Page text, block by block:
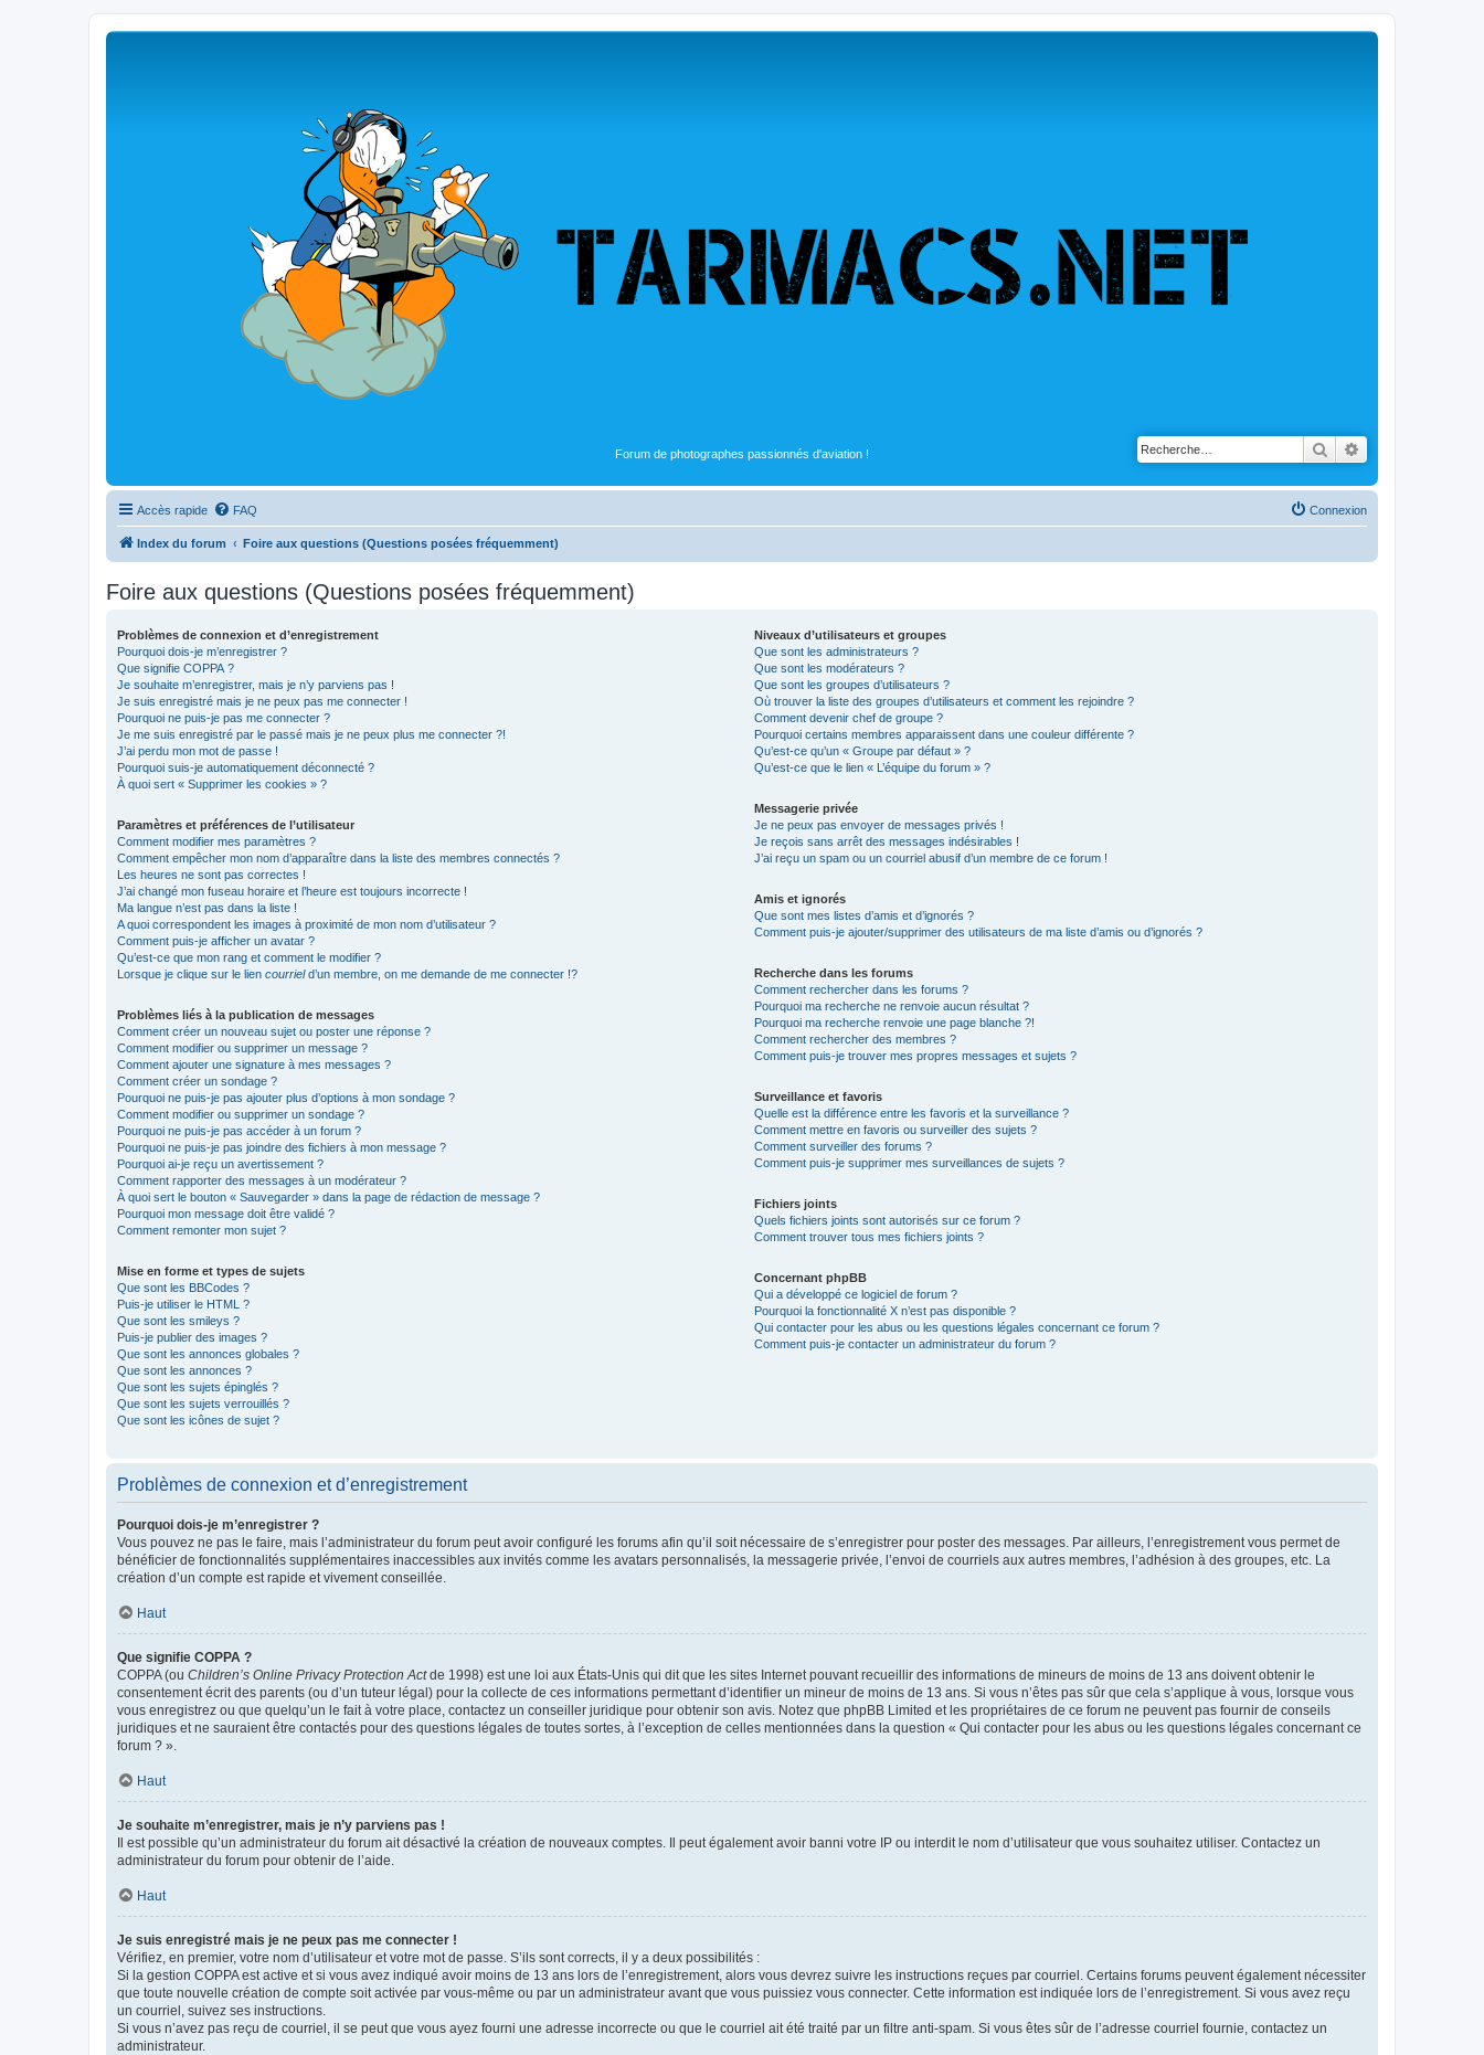
Forum de photographes passionnés d'aviation ! Rechercher
Accès rapide FAQ Connexion
Index du forum Foire aux questions (Questions posées fréquemment)
Foire aux questions (Questions posées fréquemment)
Problèmes de connexion et d’enregistrement
Pourquoi dois-je m’enregistrer ?
Que signifie COPPA ?
Je souhaite m’enregistrer, mais je n’y parviens pas !
Je suis enregistré mais je ne peux pas me connecter !
Pourquoi ne puis-je pas me connecter ?
Je me suis enregistré par le passé mais je ne peux plus me connecter ?!
J’ai perdu mon mot de passe !
Pourquoi suis-je automatiquement déconnecté ?
À quoi sert « Supprimer les cookies » ?
Paramètres et préférences de l’utilisateur
Comment modifier mes paramètres ?
Comment empêcher mon nom d’apparaître dans la liste des membres connectés ?
Les heures ne sont pas correctes !
J’ai changé mon fuseau horaire et l’heure est toujours incorrecte !
Ma langue n’est pas dans la liste !
A quoi correspondent les images à proximité de mon nom d’utilisateur ?
Comment puis-je afficher un avatar ?
Qu’est-ce que mon rang et comment le modifier ?
Lorsque je clique sur le lien courrield’un membre, on me demande de me connecter !?
Problèmes liés à la publication de messages
Comment créer un nouveau sujet ou poster une réponse ?
Comment modifier ou supprimer un message ?
Comment ajouter une signature à mes messages ?
Comment créer un sondage ?
Pourquoi ne puis-je pas ajouter plus d’options à mon sondage ?
Comment modifier ou supprimer un sondage ?
Pourquoi ne puis-je pas accéder à un forum ?
Pourquoi ne puis-je pas joindre des fichiers à mon message ?
Pourquoi ai-je reçu un avertissement ?
Comment rapporter des messages à un modérateur ?
À quoi sert le bouton « Sauvegarder » dans la page de rédaction de message ?
Pourquoi mon message doit être validé ?
Comment remonter mon sujet ?
Mise en forme et types de sujets
Que sont les BBCodes ?
Puis-je utiliser le HTML ?
Que sont les smileys ?
Puis-je publier des images ?
Que sont les annonces globales ?
Que sont les annonces ?
Que sont les sujets épinglés ?
Que sont les sujets verrouillés ?
Que sont les icônes de sujet ?
Niveaux d’utilisateurs et groupes
Que sont les administrateurs ?
Que sont les modérateurs ?
Que sont les groupes d’utilisateurs ?
Où trouver la liste des groupes d’utilisateurs et comment les rejoindre ?
Comment devenir chef de groupe ?
Pourquoi certains membres apparaissent dans une couleur différente ?
Qu’est-ce qu’un « Groupe par défaut » ?
Qu’est-ce que le lien « L’équipe du forum » ?
Messagerie privée
Je ne peux pas envoyer de messages privés !
Je reçois sans arrêt des messages indésirables !
J’ai reçu un spam ou un courriel abusif d’un membre de ce forum !
Amis et ignorés
Que sont mes listes d’amis et d’ignorés ?
Comment puis-je ajouter/supprimer des utilisateurs de ma liste d’amis ou d’ignorés ?
Recherche dans les forums
Comment rechercher dans les forums ?
Pourquoi ma recherche ne renvoie aucun résultat ?
Pourquoi ma recherche renvoie une page blanche ?!
Comment rechercher des membres ?
Comment puis-je trouver mes propres messages et sujets ?
Surveillance et favoris
Quelle est la différence entre les favoris et la surveillance ?
Comment mettre en favoris ou surveiller des sujets ?
Comment surveiller des forums ?
Comment puis-je supprimer mes surveillances de sujets ?
Fichiers joints
Quels fichiers joints sont autorisés sur ce forum ?
Comment trouver tous mes fichiers joints ?
Concernant phpBB
Qui a développé ce logiciel de forum ?
Pourquoi la fonctionnalité X n’est pas disponible ?
Qui contacter pour les abus ou les questions légales concernant ce forum ?
Comment puis-je contacter un administrateur du forum ?
Problèmes de connexion et d’enregistrement
Pourquoi dois-je m’enregistrer ?
Vous pouvez ne pas le faire, mais l’administrateur du forum peut avoir configuré les forums afin qu’il soit nécessaire de s’enregistrer pour poster des messages. Par ailleurs, l’enregistrement vous permet de
bénéficier de fonctionnalités supplémentaires inaccessibles aux invités comme les avatars personnalisés, la messagerie privée, l’envoi de courriels aux autres membres, l’adhésion à des groupes, etc. La
création d’un compte est rapide et vivement conseillée.
Haut
Que signifie COPPA ?
COPPA (ou Children’s Online Privacy Protection Actde 1998) est une loi aux États-Unis qui dit que les sites Internet pouvant recueillir des informations de mineurs de moins de 13 ans doivent obtenir le
consentement écrit des parents (ou d’un tuteur légal) pour la collecte de ces informations permettant d’identifier un mineur de moins de 13 ans. Si vous n’êtes pas sûr que cela s’applique à vous, lorsque vous
vous enregistrez ou que quelqu’un le fait à votre place, contactez un conseiller juridique pour obtenir son avis. Notez que phpBB Limited et les propriétaires de ce forum ne peuvent pas fournir de conseils
juridiques et ne sauraient être contactés pour des questions légales de toutes sortes, à l’exception de celles mentionnées dans la question « Qui contacter pour les abus ou les questions légales concernant ce
forum ? ».
Haut
Je souhaite m’enregistrer, mais je n’y parviens pas !
Il est possible qu’un administrateur du forum ait désactivé la création de nouveaux comptes. Il peut également avoir banni votre IP ou interdit le nom d’utilisateur que vous souhaitez utiliser. Contactez un
administrateur du forum pour obtenir de l’aide.
Haut
Je suis enregistré mais je ne peux pas me connecter !
Vérifiez, en premier, votre nom d’utilisateur et votre mot de passe. S’ils sont corrects, il y a deux possibilités :
Si la gestion COPPA est active et si vous avez indiqué avoir moins de 13 ans lors de l’enregistrement, alors vous devrez suivre les instructions reçues par courriel. Certains forums peuvent également nécessiter
que toute nouvelle création de compte soit activée par vous-même ou par un administrateur avant que vous puissiez vous connecter. Cette information est indiquée lors de l’enregistrement. Si vous avez reçu
un courriel, suivez ses instructions.
Si vous n’avez pas reçu de courriel, il se peut que vous ayez fourni une adresse incorrecte ou que le courriel ait été traité par un filtre anti-spam. Si vous êtes sûr de l’adresse courriel fournie, contactez un
administrateur.